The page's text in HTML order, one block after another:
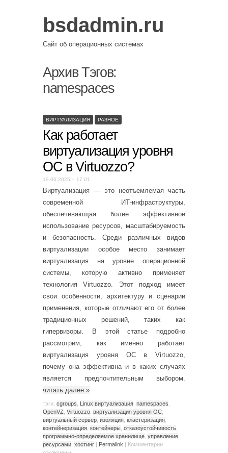
bsdadmin.ru
Сайт об операционных системах
Архив Тэгов:
namespaces
ВИРТУАЛИЗАЦИЯ РАЗНОЕ
Как работает
виртуализация уровня
ОС в Virtuozzo?
19.06.2025 – 17:01
Виртуализация — это неотъемлемая часть
современной ИТ-инфраструктуры,
обеспечивающая более эффективное
использование ресурсов, масштабируемость
и безопасность. Среди различных видов
виртуализации особое место занимает
виртуализация на уровне операционной
системы, которую активно применяет
технология Virtuozzo. Этот подход имеет
свои особенности, архитектуру и сценарии
применения, которые отличают его от более
традиционных решений, таких как
гипервизоры. В этой статье подробно
рассмотрим, как именно работает
виртуализация уровня ОС в Virtuozzo,
почему она эффективна и в каких случаях
является предпочтительным выбором.
читать далее »
тэги: cgroups Linux виртуализация namespaces
OpenVZ Virtuozzo виртуализация уровня ОС
виртуальный сервер изоляция кластеризация
контейнеризация контейнеры отказоустойчивость
программно-определяемое хранилище управление
ресурсами хостинг | Permalink | Комментарии